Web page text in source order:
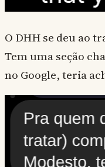
O DHH se deu ao
Tem uma seção
no Google, teria